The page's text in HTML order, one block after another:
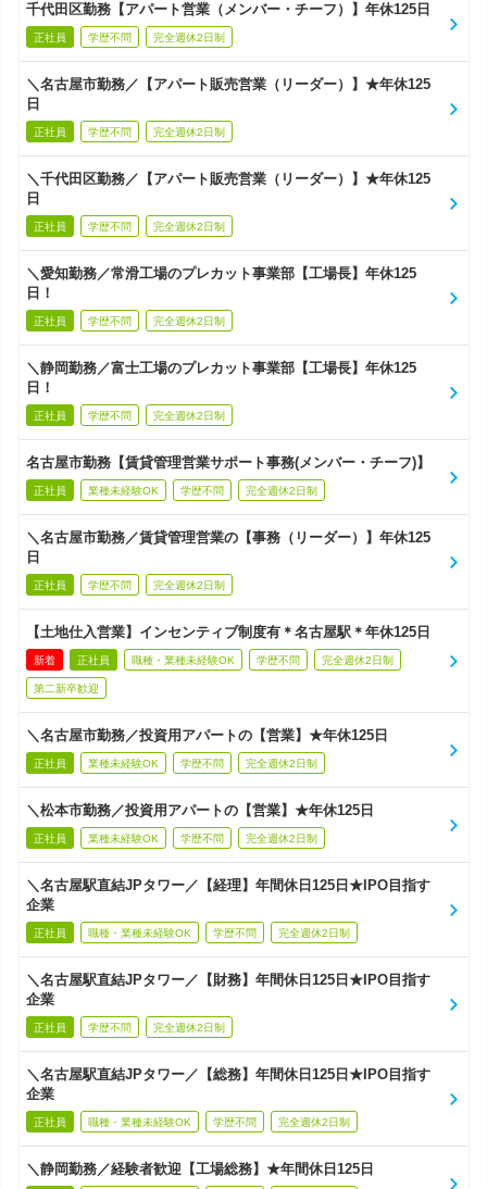
千代田区勤務【アパート営業（メンバー・チーフ）】年休125日
正社員 学歴不問 完全週休2日制
＼名古屋市勤務／【アパート販売営業（リーダー）】★年休125
日
正社員 学歴不問 完全週休2日制
＼千代田区勤務／【アパート販売営業（リーダー）】★年休125
日
正社員 学歴不問 完全週休2日制
＼愛知勤務／常滑工場のプレカット事業部【工場長】年休125
日！
正社員 学歴不問 完全週休2日制
＼静岡勤務／富士工場のプレカット事業部【工場長】年休125
日！
正社員 学歴不問 完全週休2日制
名古屋市勤務【賃貸管理営業サポート事務(メンバー・チーフ)】
正社員 業種未経験OK 学歴不問 完全週休2日制
＼名古屋市勤務／賃貸管理営業の【事務（リーダー）】年休125
日
正社員 学歴不問 完全週休2日制
【土地仕入営業】インセンティブ制度有＊名古屋駅＊年休125日
新着 正社員 職種・業種未経験OK 学歴不問 完全週休2日制
第二新卒歓迎
＼名古屋市勤務／投資用アパートの【営業】★年休125日
正社員 業種未経験OK 学歴不問 完全週休2日制
＼松本市勤務／投資用アパートの【営業】★年休125日
正社員 業種未経験OK 学歴不問 完全週休2日制
＼名古屋駅直結JPタワー／【経理】年間休日125日★IPO目指す
企業
正社員 職種・業種未経験OK 学歴不問 完全週休2日制
＼名古屋駅直結JPタワー／【財務】年間休日125日★IPO目指す
企業
正社員 学歴不問 完全週休2日制
＼名古屋駅直結JPタワー／【総務】年間休日125日★IPO目指す
企業
正社員 職種・業種未経験OK 学歴不問 完全週休2日制
＼静岡勤務／経験者歓迎【工場総務】★年間休日125日